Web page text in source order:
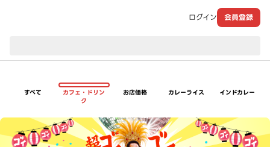
ログイン 会員登録
すべて
カフェ・ドリン
ク
お店価格 カレーライス インドカレー
超ゴイゴイヤスー夏祭